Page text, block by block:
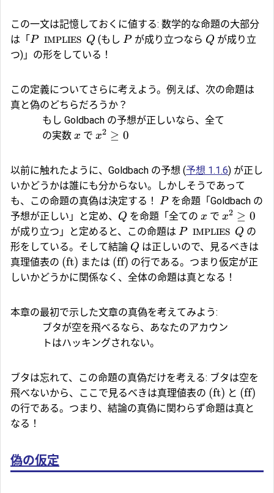
この一文は記憶しておくに値する: 数学的な命題の大部分
は「 P IMPLIES Q (もしPが成り立つなら Q が成り立
つ)」の形をしている！
この定義についてさらに考えよう。例えば、次の命題は
真と偽のどちらだろうか？
もし Goldbach の予想が正しいなら、全て
の実数 x で x2 ≥ 0
以前に触れたように、Goldbach の予想 (予想 1.1.6) が正し
いかどうかは誰にも分からない。しかしそうであって
も、この命題の真偽は決定する！ Pを命題「Goldbach の
予想が正しい」と定め、 Q を命題「全ての x で x2 ≥ 0
が成り立つ」と定めると、この命題は P IMPLIES Q の
形をしている。そして結論 Q は正しいので、見るべきは
真理値表の (ft) または (ff) の行である。つまり仮定が正
しいかどうかに関係なく、全体の命題は真となる！
本章の最初で示した文章の真偽を考えてみよう:
ブタが空を飛べるなら、あなたのアカウン
トはハッキングされない。
ブタは忘れて、この命題の真偽だけを考える: ブタは空を
飛べないから、ここで見るべきは真理値表の (ft) と (ff)
の行である。つまり、結論の真偽に関わらず命題は真と
なる！
偽の仮定